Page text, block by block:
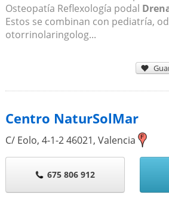
Osteopatía Reflexología podal
Estos se combinan con pediatría,
otorrinolaringolog...
Centro NaturSolMar
C/ Eolo, 4-1-246021, Valencia
675 806 912